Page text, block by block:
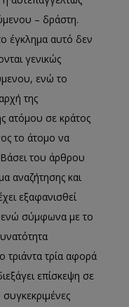
– δράστη.
έγκλημα αυτό δεν
γενικώς
ενώ το
της
ατόμου σε κράτος
το άτομο να
του άρθρου
αναζήτησης και
εξαφανισθεί
ενώ σύμφωνα με το
τριάντα τρία αφορά
επίσκεψη σε